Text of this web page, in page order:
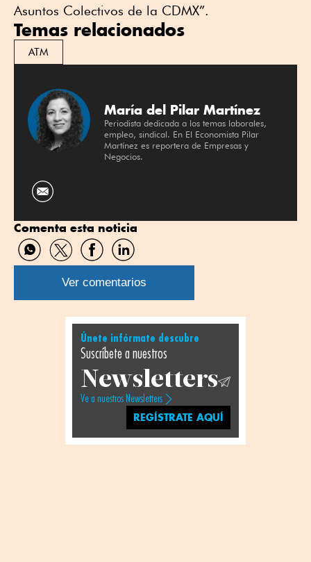
Asuntos Colectivos de la CDMX”.
Temas relacionados
ATM
María del Pilar Martínez
Periodista dedicada a los temas laborales,
empleo, sindical. En El Economista Pilar
Martínez es reportera de Empresas y
Negocios.
Comenta esta noticia
Compartir
por
WhatsApp
Compartir
por
Twitter
Compartir
por
Facebook
Compartir
por
Linkedin
Ver comentarios
Únete infórmate descubre
Suscríbete a nuestros
Newsletters
Ve a nuestros Newsletters
REGÍSTRATE AQUÍ